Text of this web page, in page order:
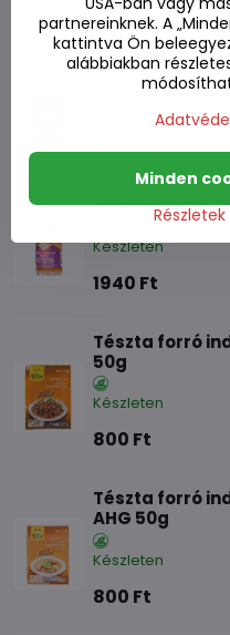
520 Ft
Pasta Pataks
1940 Ft
Pasta Pataks
Készleten
1940 Ft
Tészta forró
50g
Készleten
800 Ft
Tészta forró
AHG 50g
Készleten
800 Ft
partnereinknek. A
kattintva Ön
alábbiakban
Minden